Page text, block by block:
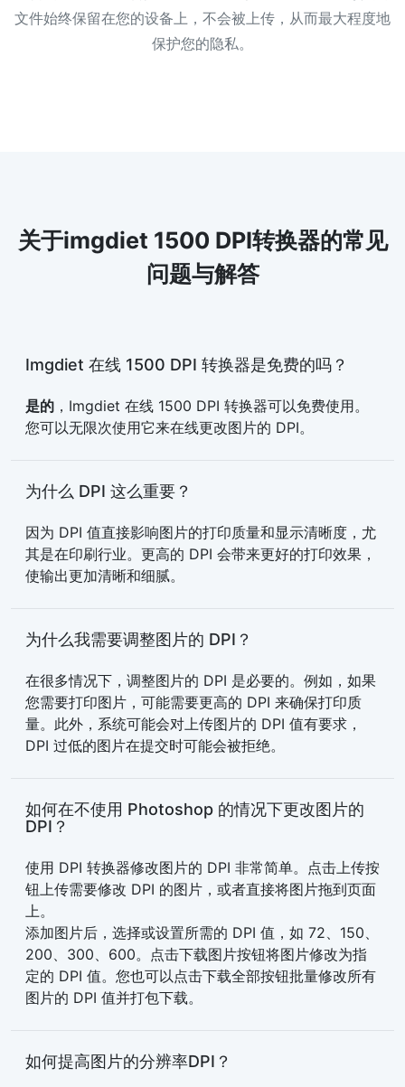
文件始终保留在您的设备上，不会被上传，从而最大程度地
保护您的隐私。
关于imgdiet 1500 DPI转换器的常见
问题与解答
Imgdiet 在线 1500 DPI 转换器是免费的吗？
是的 ，Imgdiet 在线 1500 DPI 转换器可以免费使用。
您可以无限次使用它来在线更改图片的 DPI。
为什么 DPI 这么重要？
因为 DPI 值直接影响图片的打印质量和显示清晰度，尤
其是在印刷行业。更高的 DPI 会带来更好的打印效果，
使输出更加清晰和细腻。
为什么我需要调整图片的 DPI？
在很多情况下，调整图片的 DPI 是必要的。例如，如果
您需要打印图片，可能需要更高的 DPI 来确保打印质
量。此外，系统可能会对上传图片的 DPI 值有要求，
DPI 过低的图片在提交时可能会被拒绝。
如何在不使用 Photoshop 的情况下更改图片的
DPI？
使用 DPI 转换器修改图片的 DPI 非常简单。点击上传按
钮上传需要修改 DPI 的图片，或者直接将图片拖到页面
上。
添加图片后，选择或设置所需的 DPI 值，如 72、150、
200、300、600。点击下载图片按钮将图片修改为指
定的 DPI 值。您也可以点击下载全部按钮批量修改所有
图片的 DPI 值并打包下载。
如何提高图片的分辨率DPI？